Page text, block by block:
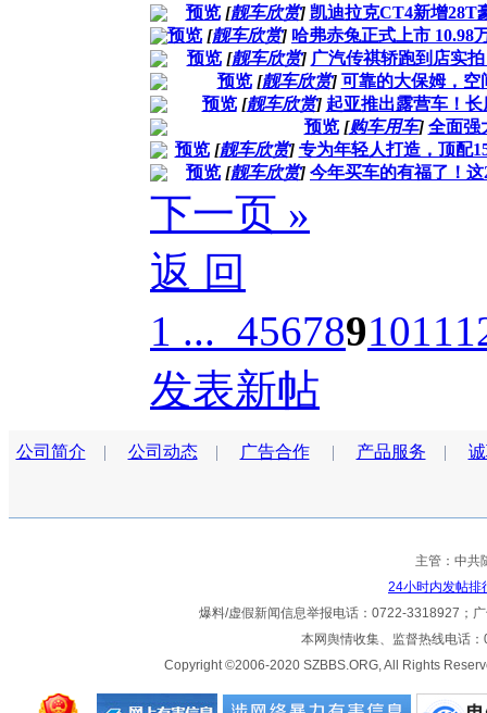
预览 [靓车欣赏] 凯迪拉克CT4新增28T
预览 [靓车欣赏] 哈弗赤兔正式上市 10.98
预览 [靓车欣赏] 广汽传祺轿跑到店实
预览 [靓车欣赏] 可靠的大保姆，空
预览 [靓车欣赏] 起亚推出露营车！
预览 [购车用车] 全面强
预览 [靓车欣赏] 专为年轻人打造，顶配
预览 [靓车欣赏] 今年买车的有福了！
下一页 »
返 回
1 ... 4567891011
发表新帖
公司简介 | 公司动态| 广告合作| 产品服务 |
主管：中
24小时内发帖排
爆料/虚假新闻信息举报电话：0722-3318927；
本网舆情收集、监督热线电话
Copyright ©2006-2020 SZBBS.ORG, All Rights